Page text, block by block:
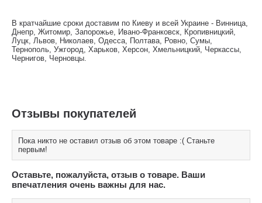
В кратчайшие сроки доставим по Киеву и всей Украине - Винница,
Днепр, Житомир, Запорожье, Ивано-Франковск, Кропивницкий,
Луцк, Львов, Николаев, Одесса, Полтава, Ровно, Сумы,
Тернополь, Ужгород, Харьков, Херсон, Хмельницкий, Черкассы,
Чернигов, Черновцы.
Отзывы покупателей
Пока никто не оставил отзыв об этом товаре :( Станьте
первым!
Оставьте, пожалуйста, отзыв о товаре. Ваши
впечатления очень важны для нас.